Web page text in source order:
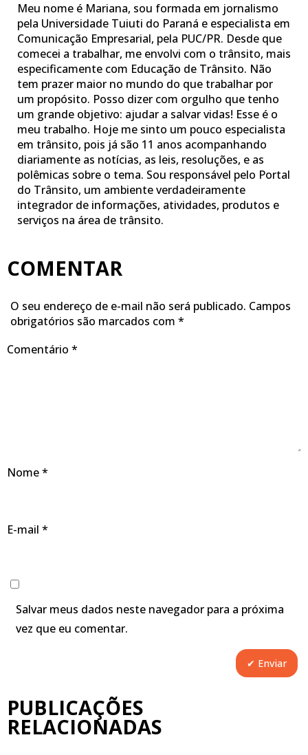
Meu nome é Mariana, sou formada em jornalismo
pela Universidade Tuiuti do Paraná e especialista em
Comunicação Empresarial, pela PUC/PR. Desde que
comecei a trabalhar, me envolvi com o trânsito, mais
especificamente com Educação de Trânsito. Não
tem prazer maior no mundo do que trabalhar por
um propósito. Posso dizer com orgulho que tenho
um grande objetivo: ajudar a salvar vidas! Esse é o
meu trabalho. Hoje me sinto um pouco especialista
em trânsito, pois já são 11 anos acompanhando
diariamente as notícias, as leis, resoluções, e as
polêmicas sobre o tema. Sou responsável pelo Portal
do Trânsito, um ambiente verdadeiramente
integrador de informações, atividades, produtos e
serviços na área de trânsito.
COMENTAR
O seu endereço de e-mail não será publicado. Campos
obrigatórios são marcados com *
Comentário *
Nome*
E-mail *
Salvar meus dados neste navegador para a próxima
vez que eu comentar.
PUBLICAÇÕES
RELACIONADAS